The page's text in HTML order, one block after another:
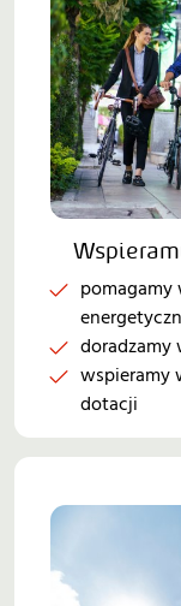
pomagamy
doradzamy
wspieramy
dotacji